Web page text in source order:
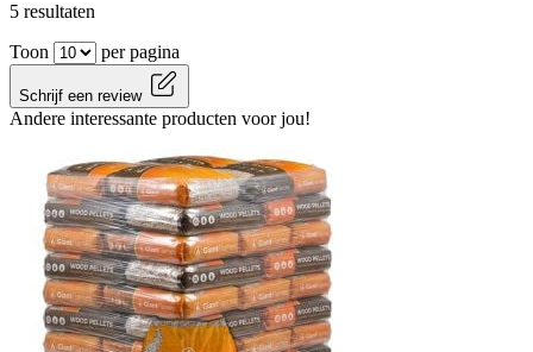
5 resultaten
Toon
per pagina
Schrijf een review
Andere interessante producten voor jou!